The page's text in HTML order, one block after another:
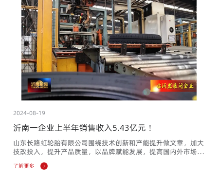
2024-08-19
沂南一企业上半年销售收入5.43亿元！
山东长路虹轮胎有限公司围绕技术创新和产能提升做文章，加大
技改投入，提升产品质量，以品牌赋能发展，提高国内外市场竞
争力，为推动企业高质量发展注入强大动力。
了解更多